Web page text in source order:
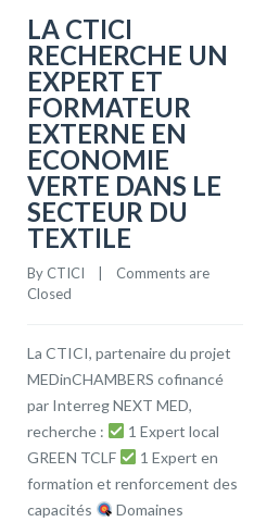
LA CTICI
RECHERCHE UN
EXPERT ET
FORMATEUR
EXTERNE EN
ECONOMIE
VERTE DANS LE
SECTEUR DU
TEXTILE
By CTICI
Comments are
Closed
La CTICI, partenaire du projet
MEDinCHAMBERS cofinancé
par Interreg NEXT MED,
recherche :
1 Expert local
GREEN TCLF
1 Expert en
formation et renforcement des
capacités
Domaines